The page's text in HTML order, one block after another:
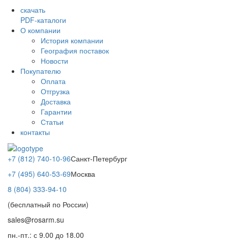
скачать
PDF-каталоги
О компании
История компании
География поставок
Новости
Покупателю
Оплата
Отгрузка
Доставка
Гарантии
Статьи
контакты
+7 (812) 740-10-96Санкт-Петербург
+7 (495) 640-53-69Москва
8 (804) 333-94-10
(бесплатный по России)
sales@rosarm.su
пн.-пт.: с 9.00 до 18.00